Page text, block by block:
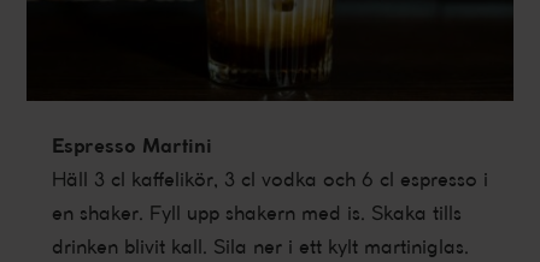
Espresso Martini
Häll 3 cl kaffelikör, 3 cl vodka och 6 cl espresso i
en shaker. Fyll upp shakern med is. Skaka tills
drinken blivit kall. Sila ner i ett kylt martiniglas.